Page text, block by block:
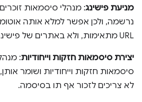
מניעת פישינג: מנהלי סיסמאות
נרשמה, ולכן אפשר למלא אותה
URL מתאימות, ולא באתרים של פישינג.
יצירת סיסמאות חזקות וייחודיות:
סיסמאות חזקות וייחודיות ושומר
לא צריכים לזכור אף תו בסיסמה.